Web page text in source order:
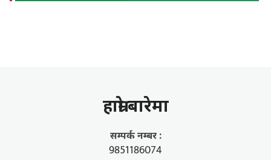
हाम्राे बारेमा
सम्पर्क नम्बर :
9851186074